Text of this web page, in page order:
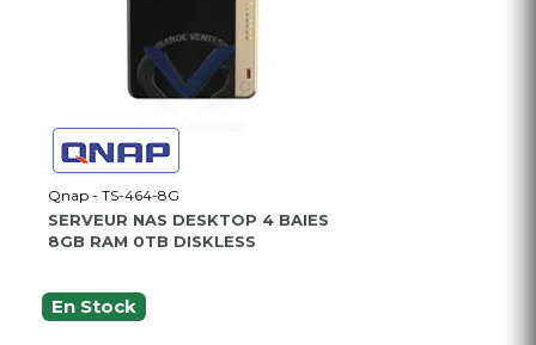
Qnap - TS-464-8G
SERVEUR NAS DESKTOP 4 BAIES
8GB RAM 0TB DISKLESS
En Stock